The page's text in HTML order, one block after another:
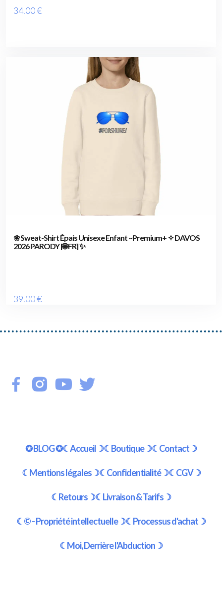
34.00€
❀ Sweat-Shirt Épais Unisexe Enfant ~Premium+ ✧ DAVOS
2026 PARODY [🌐 FR] ✨
39.00€
✪ BLOG ✪☾Accueil☽☾Boutique☽☾Contact☽
☾Mentions légales☽☾Confidentialité☽☾CGV☽
☾Retours☽☾Livraison & Tarifs☽
☾© - Propriété intellectuelle☽☾Processus d'achat☽
☾Moi, Derrière l'Abduction☽